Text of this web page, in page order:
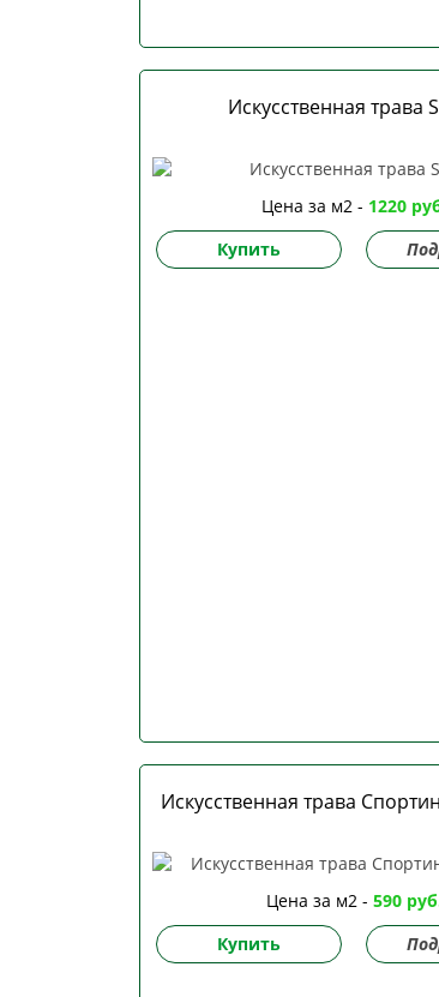
Искусственная трава
Цена за м2 - 1220
Купить
Искусственная трава
Цена за м2 - 590
Купить